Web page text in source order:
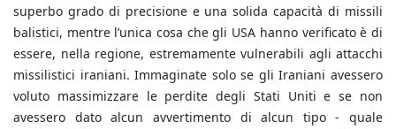
superbo grado di precisione e una solida capacità di missili
balistici, mentre l’unica cosa che gli USA hanno verificato è di
essere, nella regione, estremamente vulnerabili agli attacchi
missilistici iraniani. Immaginate solo se gli Iraniani avessero
voluto massimizzare le perdite degli Stati Uniti e se non
avessero dato alcun avvertimento di alcun tipo - quale